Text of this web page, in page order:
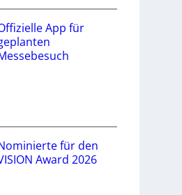
App für
für den
Award 2026